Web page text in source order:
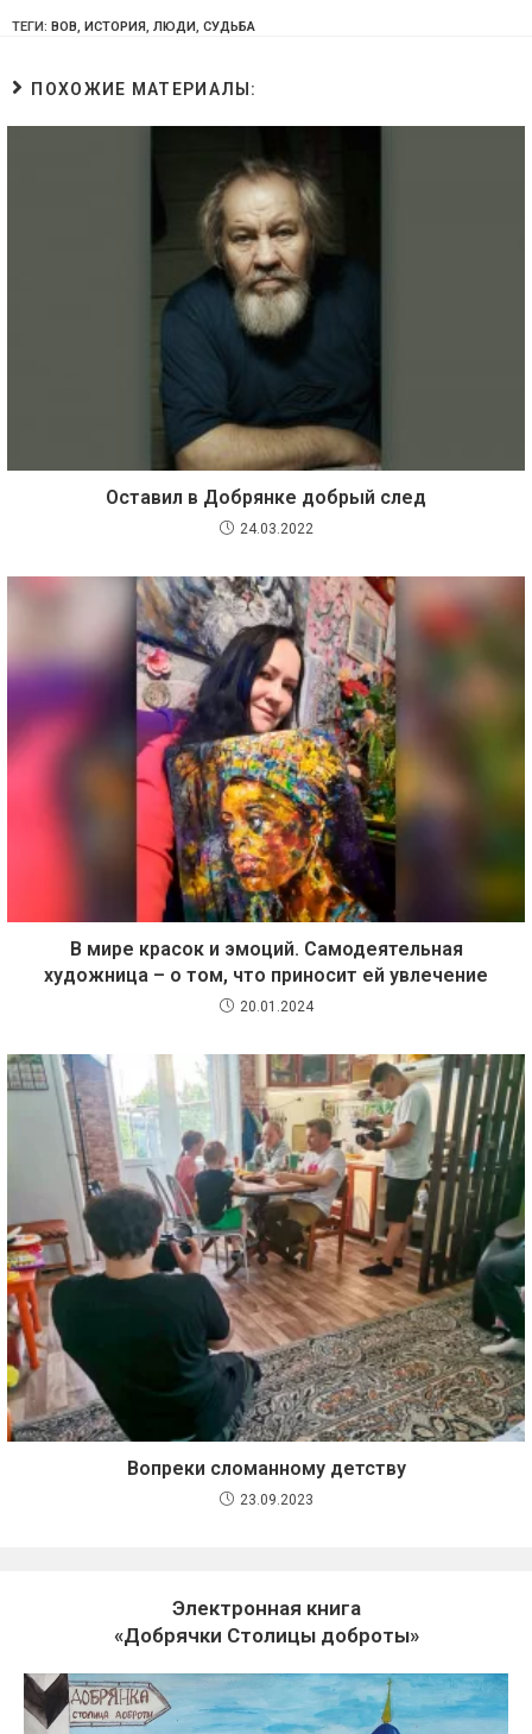
ТЕГИ: ВОВ, ИСТОРИЯ, ЛЮДИ, СУДЬБА
ПОХОЖИЕ МАТЕРИАЛЫ:
Оставил в Добрянке добрый след
24.03.2022
В мире красок и эмоций. Самодеятельная
художница – о том, что приносит ей увлечение
20.01.2024
Вопреки сломанному детству
23.09.2023
Электронная книга
«Добрячки Столицы доброты»